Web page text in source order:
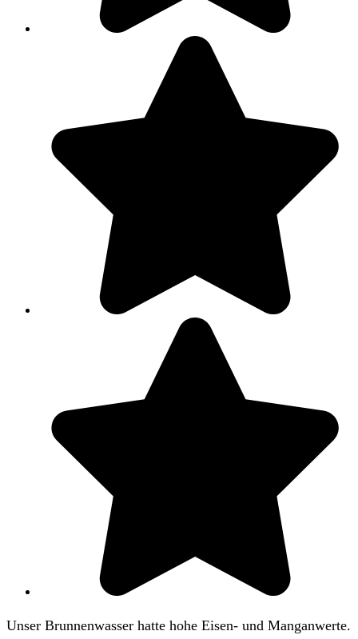
Unser Brunnenwasser hatte hohe Eisen- und Manganwerte.